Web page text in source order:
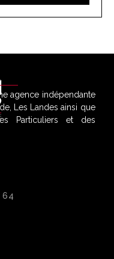
agence indépendante
Les Landes ainsi que
Particuliers et des
64